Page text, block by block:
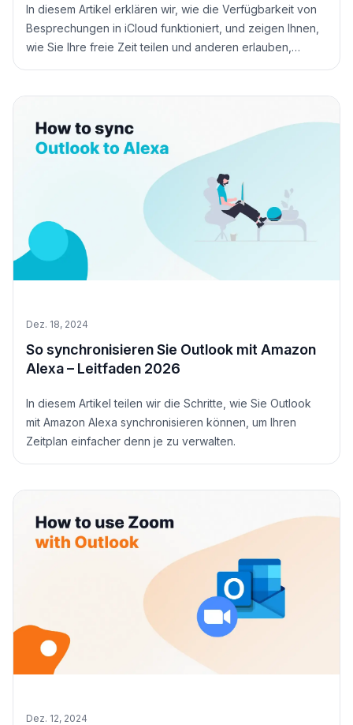
In diesem Artikel erklären wir, wie die Verfügbarkeit von
Besprechungen in iCloud funktioniert, und zeigen Ihnen,
wie Sie Ihre freie Zeit teilen und anderen erlauben,
Dez. 18, 2024
So synchronisieren Sie Outlook mit Amazon
Alexa – Leitfaden 2026
In diesem Artikel teilen wir die Schritte, wie Sie Outlook
mit Amazon Alexa synchronisieren können, um Ihren
Zeitplan einfacher denn je zu verwalten.
Dez. 12, 2024